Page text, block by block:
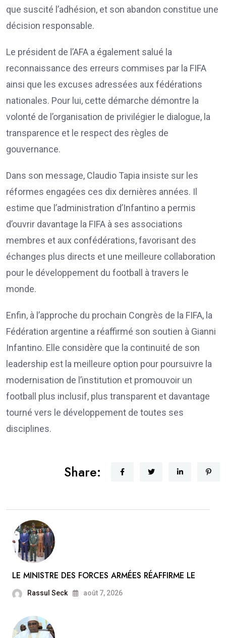
que suscité l’adhésion, et son abandon constitue une
décision responsable.
Le président de l’AFA a également salué la
reconnaissance des erreurs commises par la FIFA
ainsi que les excuses adressées aux fédérations
nationales. Pour lui, cette démarche démontre la
volonté de l’organisation de privilégier le dialogue, la
transparence et le respect des règles de
gouvernance.
Dans son message, Claudio Tapia insiste sur les
réformes engagées ces dix dernières années. Il
estime que l’administration d’Infantino a permis
d’ouvrir davantage la FIFA à ses associations
membres et aux confédérations, favorisant des
échanges plus directs et une meilleure collaboration
pour le développement du football à travers le
monde.
Enfin, à l’approche du prochain Congrès de la FIFA, la
Fédération argentine a réaffirmé son soutien à Gianni
Infantino. Elle considère que la continuité de son
leadership est la meilleure option pour poursuivre la
modernisation de l’institution et promouvoir un
football plus inclusif, plus transparent et davantage
tourné vers le développement de toutes ses
disciplines.
Share:
LE MINISTRE DES FORCES ARMÉES RÉAFFIRME LE
Rassul Seck août 7, 2026